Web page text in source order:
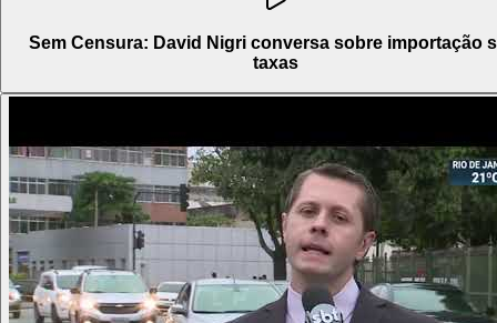
Sem Censura: David Nigri conversa sobre importação
taxas